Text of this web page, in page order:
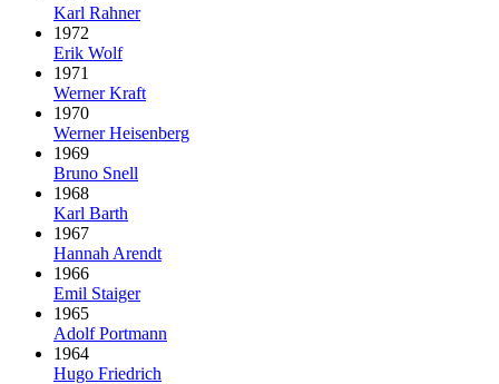
Karl Rahner
1972
Erik Wolf
1971
Werner Kraft
1970
Werner Heisenberg
1969
Bruno Snell
1968
Karl Barth
1967
Hannah Arendt
1966
Emil Staiger
1965
Adolf Portmann
1964
Hugo Friedrich